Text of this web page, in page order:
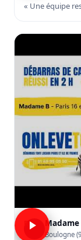
« Une équipe
Madame
Boulogne